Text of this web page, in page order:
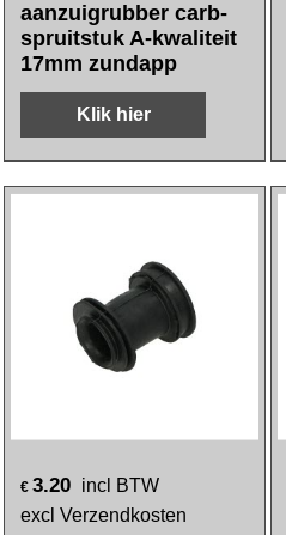
aanzuigrubber carb-
spruitstuk A-kwaliteit
17mm zundapp
Klik hier
€ 3.20 incl BTW
excl Verzendkosten